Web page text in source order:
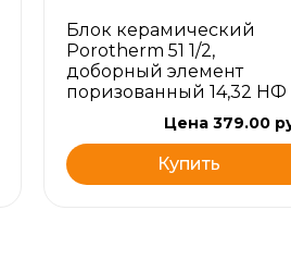
Блок керамический
Porotherm 51 1/2,
доборный элемент
поризованный 14,32 НФ
Цена 379.00
Купить